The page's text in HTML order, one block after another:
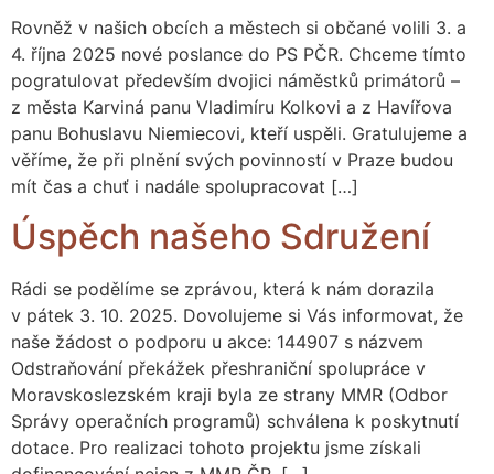
Rovněž v našich obcích a městech si občané volili 3. a
4. října 2025 nové poslance do PS PČR. Chceme tímto
pogratulovat především dvojici náměstků primátorů –
z města Karviná panu Vladimíru Kolkovi a z Havířova
panu Bohuslavu Niemiecovi, kteří uspěli. Gratulujeme a
věříme, že při plnění svých povinností v Praze budou
mít čas a chuť i nadále spolupracovat […]
Úspěch našeho Sdružení
Rádi se podělíme se zprávou, která k nám dorazila
v pátek 3. 10. 2025. Dovolujeme si Vás informovat, že
naše žádost o podporu u akce: 144907 s názvem
Odstraňování překážek přeshraniční spolupráce v
Moravskoslezském kraji byla ze strany MMR (Odbor
Správy operačních programů) schválena k poskytnutí
dotace. Pro realizaci tohoto projektu jsme získali